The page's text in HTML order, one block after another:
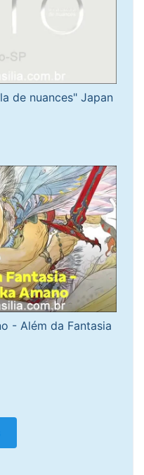
de nuances" Japan
- Além da Fantasia